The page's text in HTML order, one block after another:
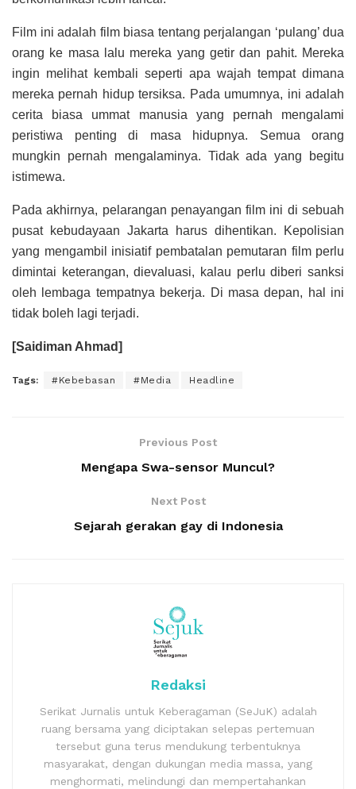
Film ini adalah film biasa tentang perjalangan ‘pulang’ dua
orang ke masa lalu mereka yang getir dan pahit. Mereka
ingin melihat kembali seperti apa wajah tempat dimana
mereka pernah hidup tersiksa. Pada umumnya, ini adalah
cerita biasa ummat manusia yang pernah mengalami
peristiwa penting di masa hidupnya. Semua orang
mungkin pernah mengalaminya. Tidak ada yang begitu
istimewa.
Pada akhirnya, pelarangan penayangan film ini di sebuah
pusat kebudayaan Jakarta harus dihentikan. Kepolisian
yang mengambil inisiatif pembatalan pemutaran film perlu
dimintai keterangan, dievaluasi, kalau perlu diberi sanksi
oleh lembaga tempatnya bekerja. Di masa depan, hal ini
tidak boleh lagi terjadi.
[Saidiman Ahmad]
Tags: #Kebebasan #Media Headline
Previous Post
Mengapa Swa-sensor Muncul?
Next Post
Sejarah gerakan gay di Indonesia
Redaksi
Serikat Jurnalis untuk Keberagaman (SeJuK) adalah
ruang bersama yang diciptakan selepas pertemuan
tersebut guna terus mendukung terbentuknya
masyarakat, dengan dukungan media massa, yang
menghormati, melindungi dan mempertahankan